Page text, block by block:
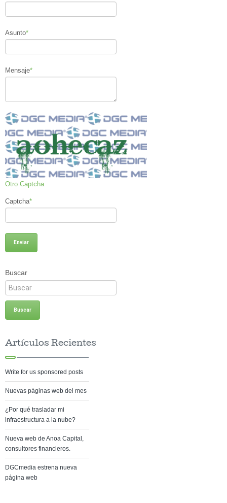
Asunto*
Mensaje*
Otro Captcha
Captcha*
Buscar
Artículos Recientes
Write for us sponsored posts
Nuevas páginas web del mes
¿Por qué trasladar mi
infraestructura a la nube?
Nueva web de Anoa Capital,
consultores financieros.
DGCmedia estrena nueva
página web